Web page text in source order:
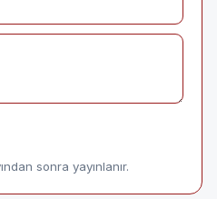
sonra yayınlanır.